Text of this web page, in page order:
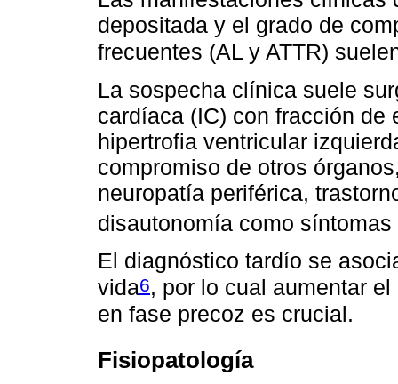
depositada y el grado de
frecuentes (AL y ATTR)
La sospecha clínica suele
cardíaca (IC) con fracción de
hipertrofia ventricular
compromiso de otros
neuropatía periférica,
disautonomía como síntomas
El diagnóstico tardío se
vida6, por lo cual aumentar
en fase precoz es crucial.
Fisiopatología